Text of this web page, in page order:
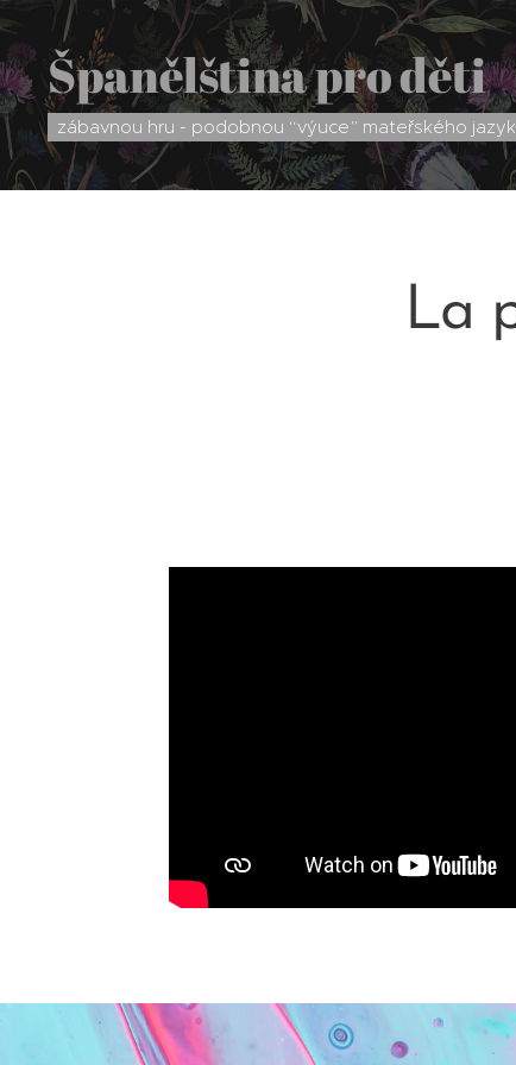
Španělština pro děti
zábavnou hru - podobnou “výuce” mateřského
La